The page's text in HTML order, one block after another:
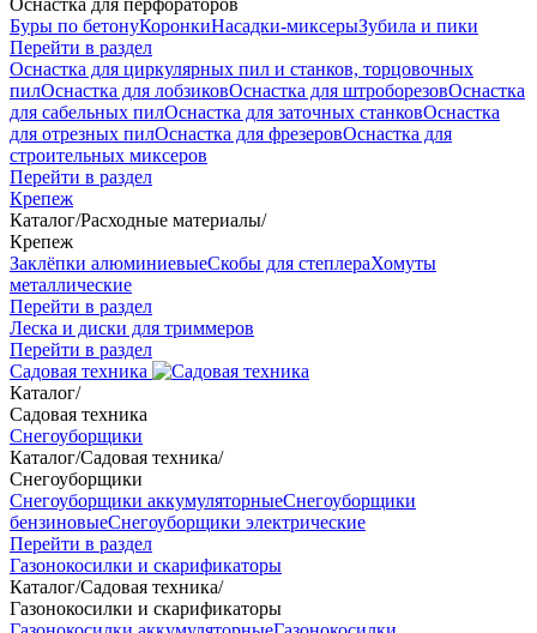
Оснастка для перфораторов
Буры по бетонуКоронкиНасадки-миксерыЗубила и пики
Перейти в раздел
Оснастка для циркулярных пил и станков, торцовочных
пилОснастка для лобзиковОснастка для штроборезовОснастка
для сабельных пилОснастка для заточных станковОснастка
для отрезных пилОснастка для фрезеровОснастка для
строительных миксеров
Перейти в раздел
Крепеж
Каталог/Расходные материалы/
Крепеж
Заклёпки алюминиевыеСкобы для степлераХомуты
металлические
Перейти в раздел
Леска и диски для триммеров
Перейти в раздел
Садовая техника
Каталог/
Садовая техника
Снегоуборщики
Каталог/Садовая техника/
Снегоуборщики
Снегоуборщики аккумуляторныеСнегоуборщики
бензиновыеСнегоуборщики электрические
Перейти в раздел
Газонокосилки и скарификаторы
Каталог/Садовая техника/
Газонокосилки и скарификаторы